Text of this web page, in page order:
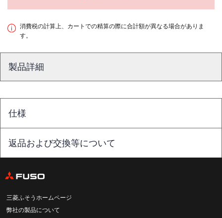
消費税の計算上、カートでの精算の際に合計額が異なる場合がありま
す。
製品詳細
仕様
返品および交換等について
三菱ふそうホームページ
弊社の製品について